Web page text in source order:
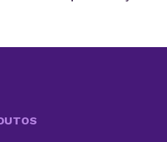
repetitivas. Ou
no mercado, a